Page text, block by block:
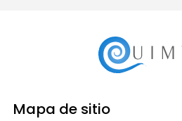
Mapa de sitio